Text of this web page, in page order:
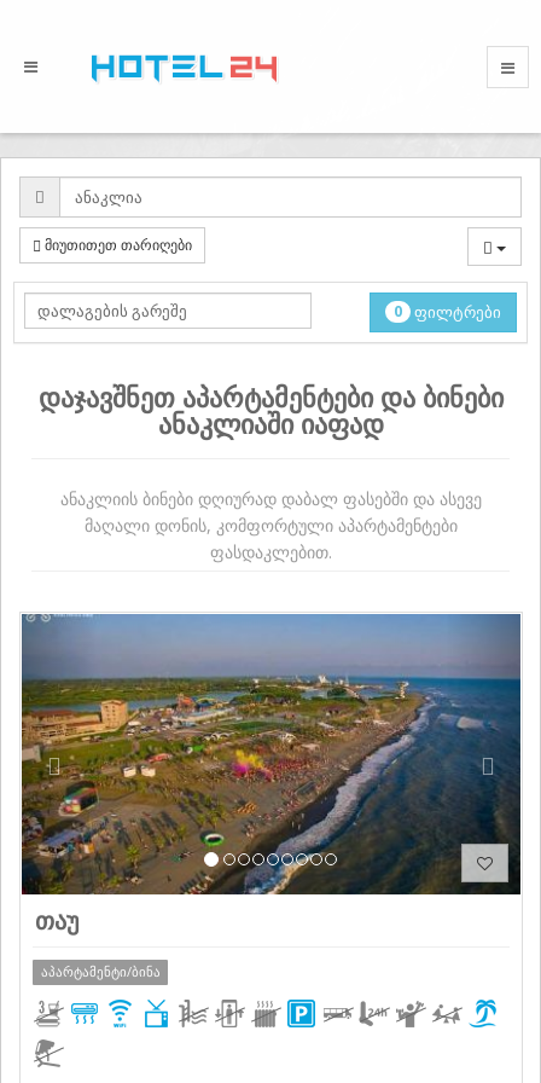
მიუთითეთ თარიღები
0 ფილტრები
დაჯავშნეთ აპარტამენტები და ბინები
ანაკლიაში იაფად
ანაკლიის ბინები დღიურად დაბალ ფასებში და ასევე
მაღალი დონის, კომფორტული აპარტამენტები
ფასდაკლებით.
თაუ
აპარტამენტი/ბინა